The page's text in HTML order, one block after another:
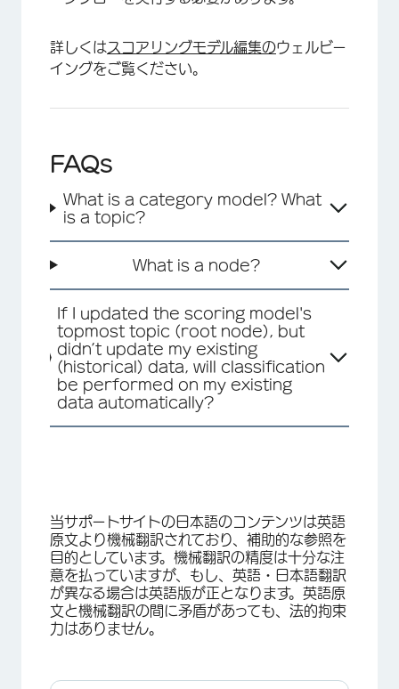
詳しくはスコアリングモデル編集のウェルビー
イングをご覧ください。
FAQs
What is a category model? What
is a topic?
What is a node?
If I updated the scoring model's
topmost topic (root node), but
didn’t update my existing
(historical) data, will classification
be performed on my existing
data automatically?
当サポートサイトの日本語のコンテンツは英語
原文より機械翻訳されており、補助的な参照を
目的としています。機械翻訳の精度は十分な注
意を払っていますが、もし、英語・日本語翻訳
が異なる場合は英語版が正となります。英語原
文と機械翻訳の間に矛盾があっても、法的拘束
力はありません。